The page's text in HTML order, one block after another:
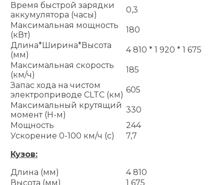
Время быстрой зарядки
аккумулятора (часы)
0,3
Максимальная мощность
(кВт)
180
Длина*Ширина*Высота
(мм)
4 810 * 1 920 * 1 675
Максимальная скорость
(км/ч)
185
Запас хода на чистом
электроприводе CLTC (км)
605
Максимальный крутящий
момент (Н-м)
330
Мощность
244
Ускорение 0-100 км/ч (с)
7,7
Кузов:
Длина (мм)
4 810
Высота (мм)
1 675